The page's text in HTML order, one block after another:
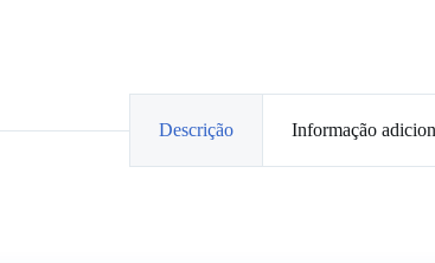
Descrição Informação